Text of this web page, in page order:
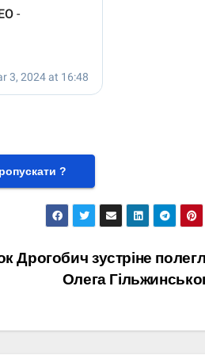
?
Дрогобич зустріне
Олега